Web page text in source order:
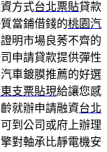
方式台北票貼貸款
當鋪借錢的桃園汽
明市場良莠不齊的
申請貸款提供彈性
車鍍膜推薦的好選
支票貼現給讓您感
就辦申請融資台北
到公司或府上辦理
對軸承比靜電機安